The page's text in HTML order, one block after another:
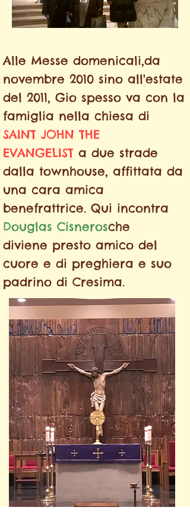
Alle Messe domenicali,da
novembre 2010 sino all'estate
del 2011, Gio spesso va con la
famiglia nella chiesa di
SAINT JOHN THE
EVANGELIST a due strade
dalla townhouse, affittata da
una cara amica
benefrattrice. Qui incontra
Douglas Cisnerosche
diviene presto amico del
cuore e di preghiera e suo
padrino di Cresima.